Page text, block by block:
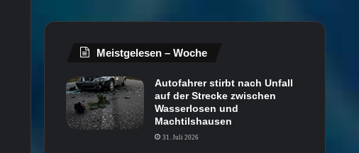
Meistgelesen – Woche
Autofahrer stirbt nach Unfall
auf der Strecke zwischen
Wasserlosen und
Machtilshausen
31. Juli 2026